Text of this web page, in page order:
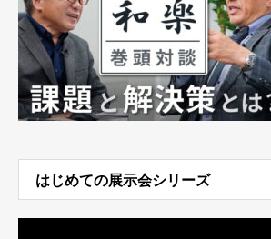
はじめての展示会シリーズ